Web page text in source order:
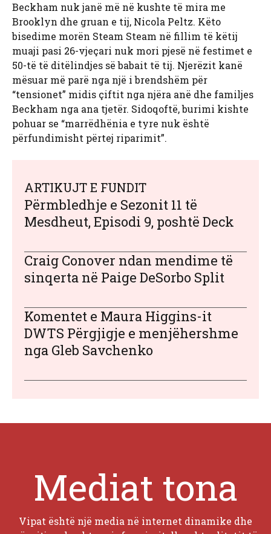
Beckham nuk janë më në kushte të mira me
Brooklyn dhe gruan e tij, Nicola Peltz. Këto
bisedime morën Steam Steam në fillim të këtij
muaji pasi 26-vjeçari nuk mori pjesë në festimet e
50-të të ditëlindjes së babait të tij. Njerëzit kanë
mësuar më parë nga një i brendshëm për
“tensionet” midis çiftit nga njëra anë dhe familjes
Beckham nga ana tjetër. Sidoqoftë, burimi kishte
pohuar se “marrëdhënia e tyre nuk është
përfundimisht përtej riparimit”.
ARTIKUJT E FUNDIT
Përmbledhje e Sezonit 11 të
Mesdheut, Episodi 9, poshtë Deck
Craig Conover ndan mendime të
sinqerta në Paige DeSorbo Split
Komentet e Maura Higgins-it
DWTS Përgjigje e menjëhershme
nga Gleb Savchenko
Mediat tona
Vipat është një media në internet dinamike dhe